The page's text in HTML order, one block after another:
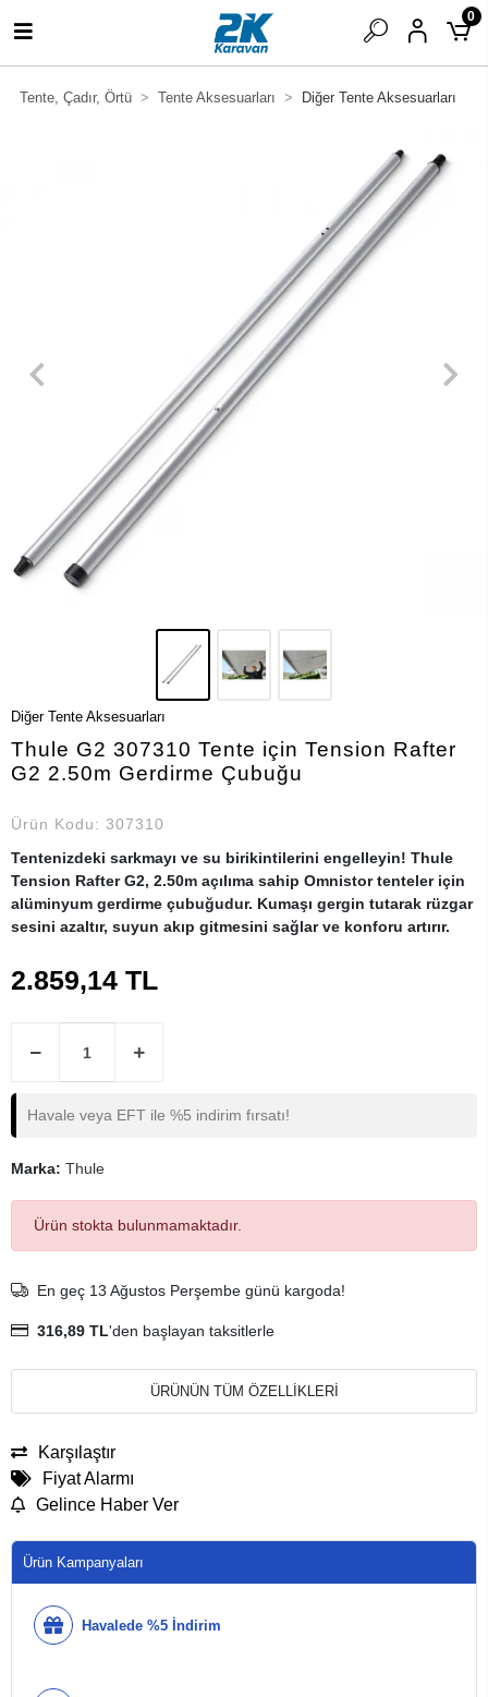
0
Tente, Çadır, Örtü Tente Aksesuarları Diğer Tente Aksesuarları
Diğer Tente Aksesuarları
Thule G2 307310 Tente için Tension Rafter
G2 2.50m Gerdirme Çubuğu
Ürün Kodu: 307310
Tentenizdeki sarkmayı ve su birikintilerini engelleyin! Thule
Tension Rafter G2, 2.50m açılıma sahip Omnistor tenteler için
alüminyum gerdirme çubuğudur. Kumaşı gergin tutarak rüzgar
sesini azaltır, suyun akıp gitmesini sağlar ve konforu artırır.
2.859,14 TL
Havale veya EFT ile %5 indirim fırsatı!
Marka: Thule
Ürün stokta bulunmamaktadır.
En geç 13 Ağustos Perşembe günü kargoda!
316,89 TL'den başlayan taksitlerle
ÜRÜNÜN TÜM ÖZELLİKLERİ
Karşılaştır
Fiyat Alarmı
Gelince Haber Ver
Ürün Kampanyaları
Havalede %5 İndirim